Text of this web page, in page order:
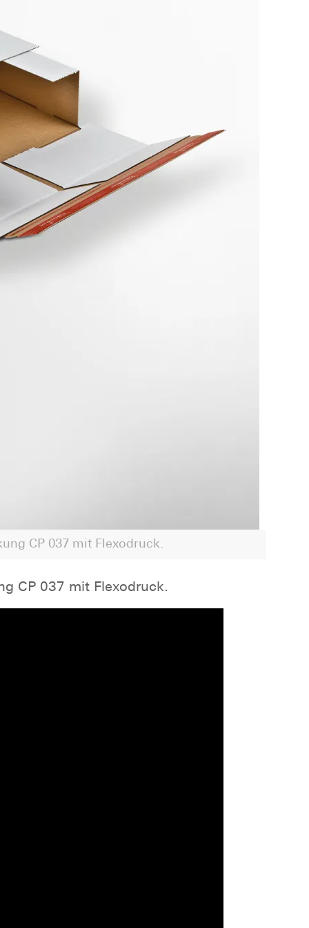
CP 037 mit Flexodruck.
CP 037 mit Flexodruck.